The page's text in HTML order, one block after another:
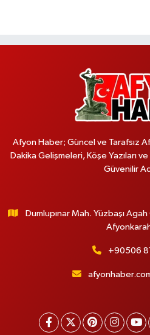
Afyon Haber; Güncel ve Tarafsız
Dakika Gelişmeleri, Köşe Yazıları
Güvenilir
Dumlupınar Mah. Yüzbaşı
+90506